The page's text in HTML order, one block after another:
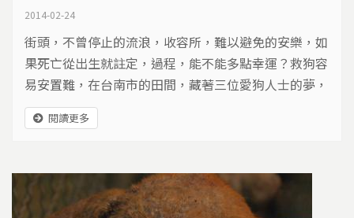
2014-02-24
街頭，不曾停止的流浪，收容所，難以避免的安樂，如
果死亡從出生就註定，過程，能不能多點幸運？救狗容
易安置難，在台南市的田間，藏著三位愛狗人士的夢，
他們出錢出力，陪伴流浪動物等待奇蹟。
閱讀更多